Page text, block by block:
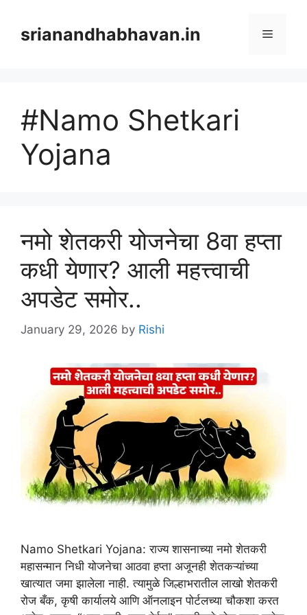
contentsrianandhabhavan.in Menu
#Namo Shetkari
Yojana
नमो शेतकरी योजनेचा 8वा हप्ता
कधी येणार? आली महत्त्वाची
अपडेट समोर..
January 29, 2026 by Rishi
Namo Shetkari Yojana: राज्य शासनाच्या नमो शेतकरी
महासन्मान निधी योजनेचा आठवा हप्ता अजूनही शेतकऱ्यांच्या
खात्यात जमा झालेला नाही. त्यामुळे जिल्हाभरातील लाखो शेतकरी
रोज बँक, कृषी कार्यालये आणि ऑनलाइन पोर्टलच्या चौकशा करत